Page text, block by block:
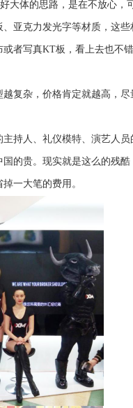
大体的思路，是在不放心，
亚克力发光字等材质，这
者写真KT板，看上去也不错
复杂，价格肯定就越高，
持人、礼仪模特、演艺人
的贵。现实就是这么的残
一大笔的费用。